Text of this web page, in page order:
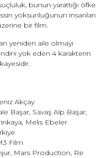
bunun yarattığı öfke
yoksunluğunun insanları
bir film.
yeniden aile olmayı
yok eden 4 karakterin
Akçay
Başar, Savaş Alp Başar,
Melis Ebeler
Film
Mars Production, Re